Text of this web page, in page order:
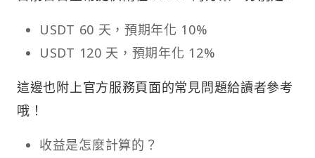
USDT 60 天，預期年化 10%
USDT 120 天，預期年化 12%
這邊也附上官方服務頁面的常見問題給讀者參考
哦！
收益是怎麼計算的？